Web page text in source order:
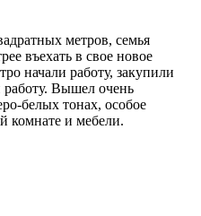
метров, семья
въехать в свое новое
начали работу, закупили
работу. Вышел очень
белых тонах, особое
комнате и мебели.